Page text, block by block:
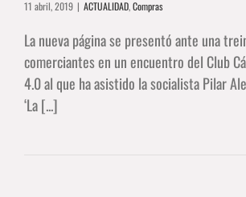
11 abril, 2019 | ACTUALIDAD,Compras
La nueva página se presentó ante una
comerciantes en un encuentro del Club
4.0 al que ha asistido la socialista Pilar
‘La [...]